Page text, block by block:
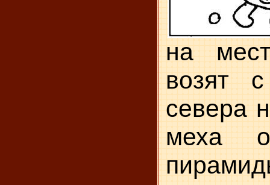
на
возят
севера
меха